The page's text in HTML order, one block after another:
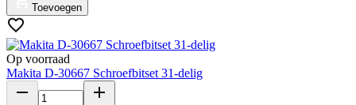
Toevoegen
Op voorraad
Makita D-30667 Schroefbitset 31-delig